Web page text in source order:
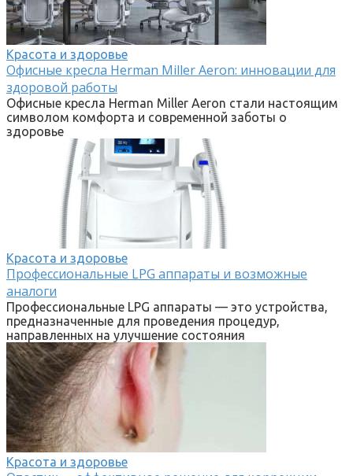
Красота и здоровье
Офисные кресла Herman Miller Aeron: инновации для
здоровой работы
Офисные кресла Herman Miller Aeron стали настоящим
символом комфорта и современной заботы о
здоровье
Красота и здоровье
Профессиональные LPG аппараты и возможные
аналоги
Профессиональные LPG аппараты — это устройства,
предназначенные для проведения процедур,
направленных на улучшение состояния
Красота и здоровье